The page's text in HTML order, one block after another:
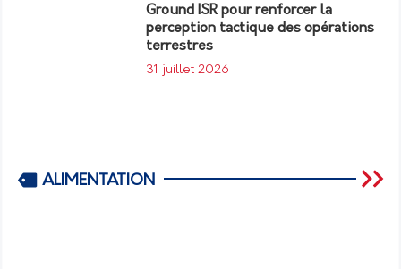
Ground ISR pour renforcer la
perception tactique des opérations
terrestres
31 juillet 2026
ALIMENTATION